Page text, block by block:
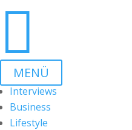

MENÜ
Interviews
Business
Lifestyle